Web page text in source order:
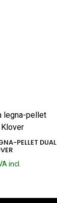
PELLET DUAL
incl.